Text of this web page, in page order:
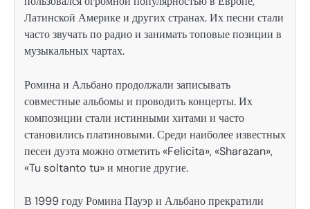
Латинской Америке и других странах. Их песни стали
часто звучать по радио и занимать топовые позиции в
музыкальных чартах.
Ромина и Альбано продолжали записывать
совместные альбомы и проводить концерты. Их
композиции стали истинными хитами и часто
становились платиновыми. Среди наиболее известных
песен дуэта можно отметить «Felicita», «Sharazan»,
«Tu soltanto tu» и многие другие.
В 1999 году Ромина Пауэр и Альбано прекратили